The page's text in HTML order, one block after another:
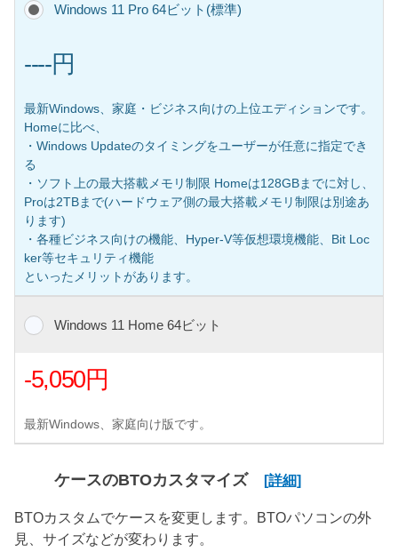
Windows 11 Pro 64ビット(標準)
----円
最新Windows、家庭・ビジネス向けの上位エディションです。
Homeに比べ、
・Windows Updateのタイミングをユーザーが任意に指定でき
る
・ソフト上の最大搭載メモリ制限 Homeは128GBまでに対し、
Proは2TBまで(ハードウェア側の最大搭載メモリ制限は別途あ
ります)
・各種ビジネス向けの機能、Hyper-V等仮想環境機能、Bit Loc
ker等セキュリティ機能
といったメリットがあります。
Windows 11 Home 64ビット
-5,050円
最新Windows、家庭向け版です。
ケースのBTOカスタマイズ [詳細]
BTOカスタムでケースを変更します。BTOパソコンの外
見、サイズなどが変わります。